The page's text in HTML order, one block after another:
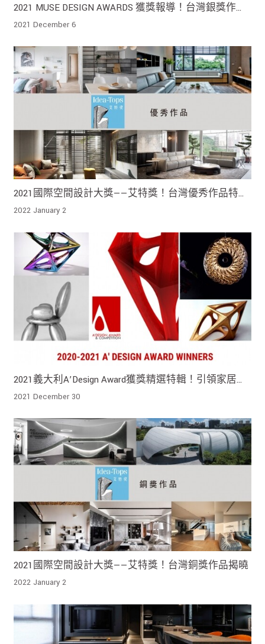
2021 MUSE DESIGN AWARDS 獲獎報導！台灣銀獎作品
特輯二
2021 December 6
2021國際空間設計大獎——艾特獎！台灣優秀作品特輯
一
2022 January 2
2021義大利A’Design Award獲獎精選特輯！引領家居美
學新意象
2021 December 30
2021國際空間設計大獎——艾特獎！台灣銅獎作品揭曉
2022 January 2